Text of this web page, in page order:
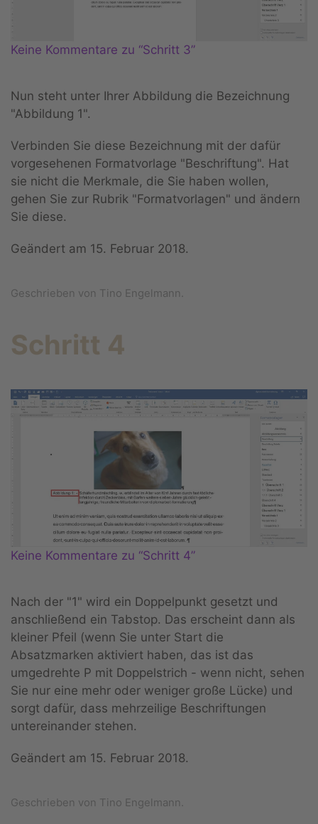
Keine Kommentare zu “Schritt 3”
Nun steht unter Ihrer Abbildung die Bezeichnung
"Abbildung 1".
Verbinden Sie diese Bezeichnung mit der dafür
vorgesehenen Formatvorlage "Beschriftung". Hat
sie nicht die Merkmale, die Sie haben wollen,
gehen Sie zur Rubrik "Formatvorlagen" und ändern
Sie diese.
Geändert am 15. Februar 2018.
Geschrieben von Tino Engelmann.
Schritt 4
Keine Kommentare zu “Schritt 4”
Nach der "1" wird ein Doppelpunkt gesetzt und
anschließend ein Tabstop. Das erscheint dann als
kleiner Pfeil (wenn Sie unter Start die
Absatzmarken aktiviert haben, das ist das
umgedrehte P mit Doppelstrich - wenn nicht, sehen
Sie nur eine mehr oder weniger große Lücke) und
sorgt dafür, dass mehrzeilige Beschriftungen
untereinander stehen.
Geändert am 15. Februar 2018.
Geschrieben von Tino Engelmann.